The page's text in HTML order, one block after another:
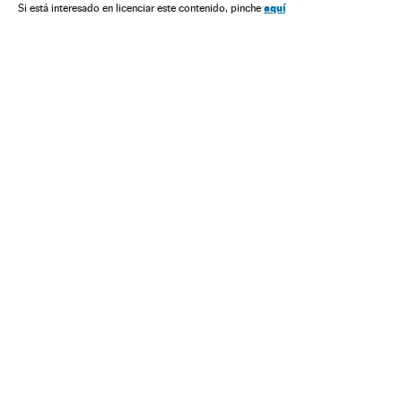
Si está interesado en licenciar este contenido, pinche aquí